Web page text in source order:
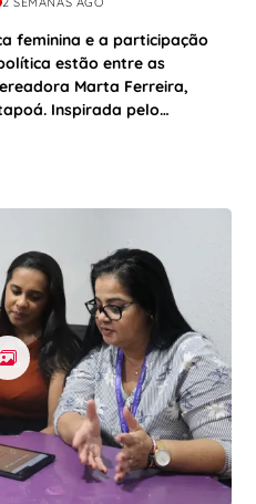
para
feminina e a participação
estão entre as
Marta Ferreira,
Inspirada pelo…